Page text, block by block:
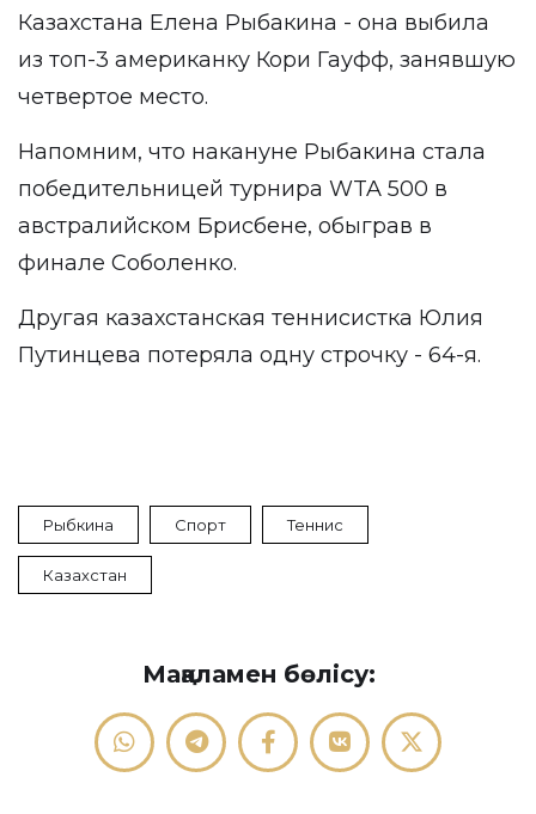
Казахстана Елена Рыбакина - она выбила
из топ-3 американку Кори Гауфф, занявшую
четвертое место.
Напомним, что накануне Рыбакина стала
победительницей турнира WTA 500 в
австралийском Брисбене, обыграв в
финале Соболенко.
Другая казахстанская теннисистка Юлия
Путинцева потеряла одну строчку - 64-я.
Рыбкина Спорт Теннис
Казахстан
Мақаламен бөлісу: